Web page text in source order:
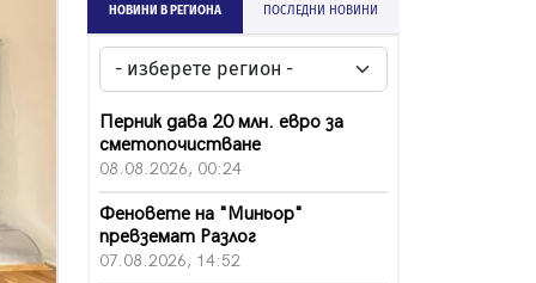
НОВИНИ В РЕГИОНА ПОСЛЕДНИ НОВИНИ
Перник дава 20 млн. евро за
сметопочистване
08.08.2026, 00:24
Феновете на "Миньор"
превземат Разлог
07.08.2026, 14:52